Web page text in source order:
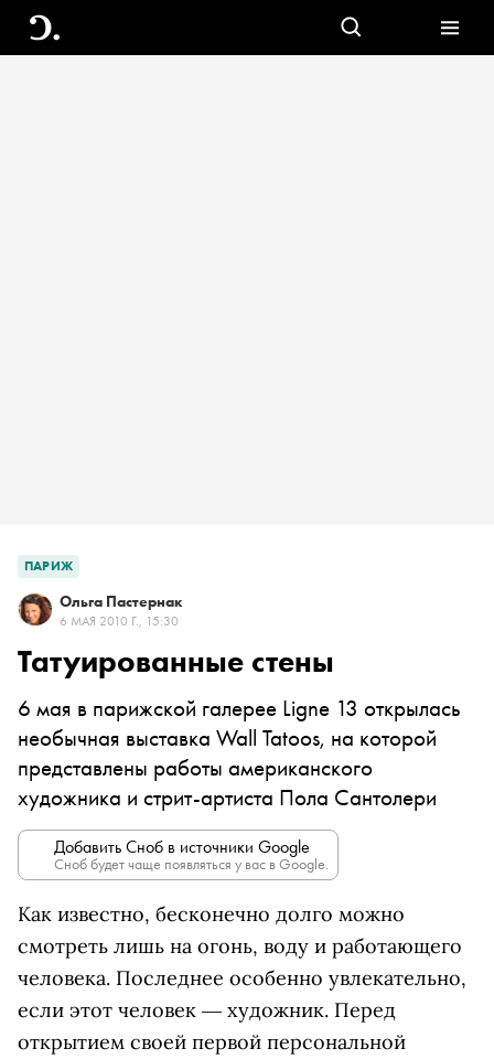
ПАРИЖ
Ольга Пастернак
6 МАЯ 2010 Г., 15:30
Татуированные стены
6 мая в парижской галерее Ligne 13 открылась
необычная выставка Wall Tatoos, на которой
представлены работы американского
художника и стрит-артиста Пола Сантолери
Добавить Сноб в источники Google
Сноб будет чаще появляться у вас в Google.
Как известно, бесконечно долго можно
смотреть лишь на огонь, воду и работающего
человека. Последнее особенно увлекательно,
если этот человек ― художник. Перед
открытием своей первой персональной